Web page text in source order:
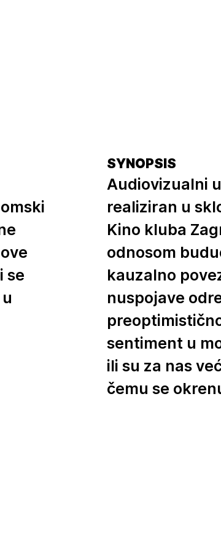
se
SYNOPSIS
Audiovizualni
realiziran u
Kino kluba
odnosom
kauzalno
nuspojave
sentiment u
ili su za nas
čemu se